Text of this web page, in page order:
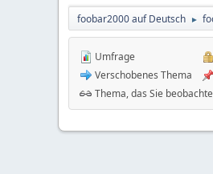
foobar2000 auf Deutsch ►
Umfrage
Verschobenes Thema
Thema, das Sie